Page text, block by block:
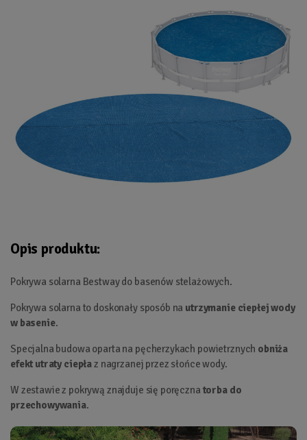
Opis produktu:
Pokrywa solarna Bestway do basenów stelażowych.
Pokrywa solarna to doskonały sposób na utrzymanie ciepłej wody
w basenie.
Specjalna budowa oparta na pęcherzykach powietrznych obniża
efekt utraty ciepłaz nagrzanej przez słońce wody.
W zestawie z pokrywą znajduje się poręczna torba do
przechowywania.